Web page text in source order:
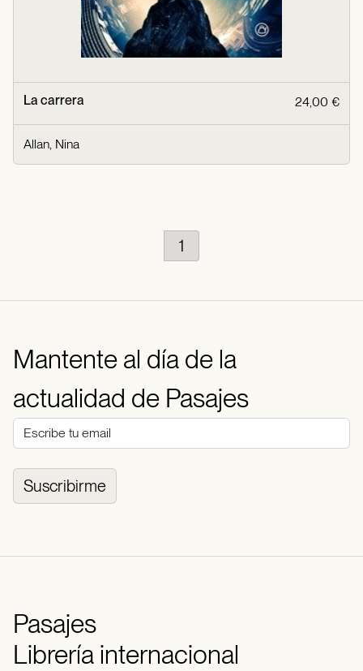
La carrera 24,00 €
Allan, Nina
1
Mantente al día de la
actualidad de Pasajes
Suscribirme
Pasajes
Librería internacional